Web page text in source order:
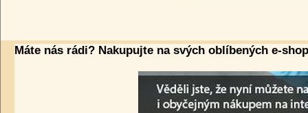
Máte nás rádi? Nakupujte na svých oblíbených e-